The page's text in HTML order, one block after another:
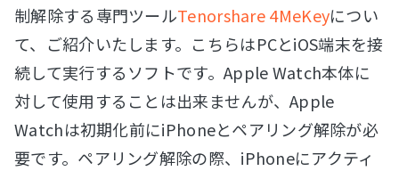
制解除する専門ツールTenorshare 4MeKeyについ
て、ご紹介いたします。こちらはPCとiOS端末を接
続して実行するソフトです。Apple Watch本体に
対して使用することは出来ませんが、Apple
Watchは初期化前にiPhoneとペアリング解除が必
要です。ペアリング解除の際、iPhoneにアクティ